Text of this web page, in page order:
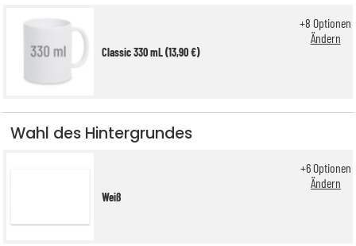
Classic 330 mL (13,90 €)
+8 Optionen
Ändern
Wahl des Hintergrundes
Weiß
+6Optionen
Ändern